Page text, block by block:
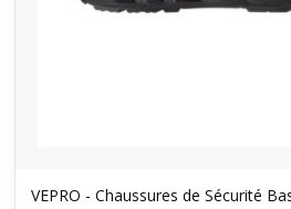
VEPRO - Chaussures de Sécurité